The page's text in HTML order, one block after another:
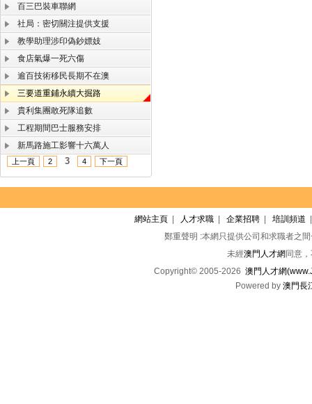
百三巴裝車聯網
社局：密切關注提供支援
教學助理涉印偽鈔嫖妓
食店氣爆一死六傷
逾百技術移民長期不在澳
三要道重鋪永續大掘路
貴利集團敢死隊追數
工程期間巴士服務安排
新馬路施工影響十六萬人
上一頁 2 3 4 下一頁
網站主頁 人才求職 企業招聘 培訓頻道
鄭重聲明 :本網只提供公司和求職者之
未經澳門人才網 同意
Copyright© 2005-2026 澳門人才網
Powered by 澳門長